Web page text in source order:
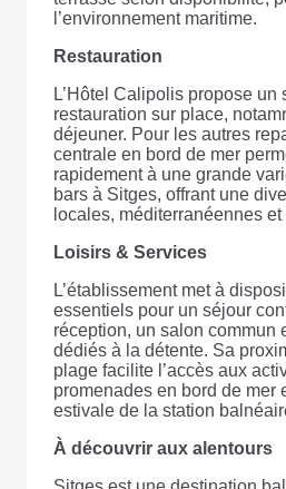
l’environnement maritime.
Restauration
L’Hôtel Calipolis propose un
restauration sur place,
déjeuner. Pour les autres
centrale en bord de mer
rapidement à une grande
bars à Sitges, offrant une
locales, méditerranéennes
Loisirs & Services
L’établissement met à
essentiels pour un séjour
réception, un salon commun
dédiés à la détente. Sa
plage facilite l’accès aux
promenades en bord de mer
estivale de la station
À découvrir aux alentours